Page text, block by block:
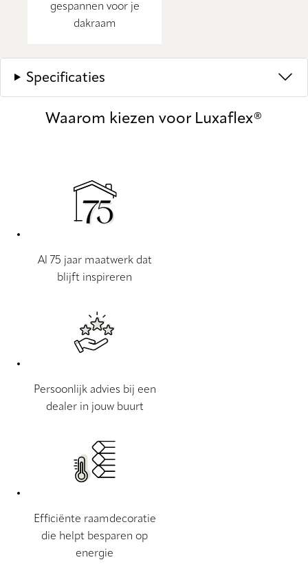
gespannen voor je
dakraam
Specificaties
Waarom kiezen voor Luxaflex®
Al 75 jaar maatwerk dat
blijft inspireren
Persoonlijk advies bij een
dealer in jouw buurt
Efficiënte raamdecoratie
die helpt besparen op
energie